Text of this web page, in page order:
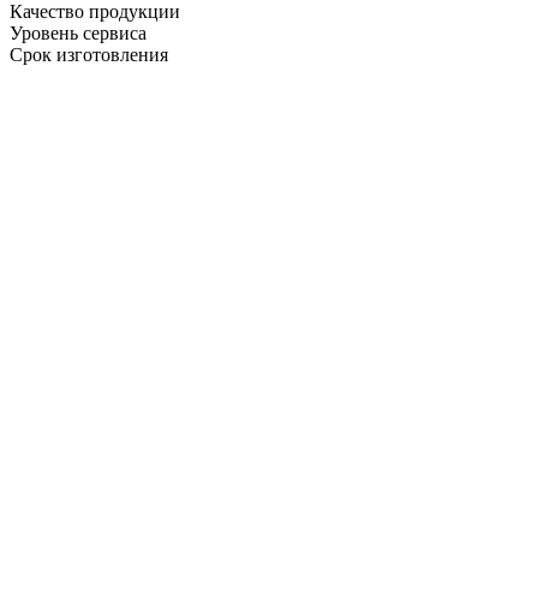
Качество продукции
Уровень сервиса
Срок изготовления